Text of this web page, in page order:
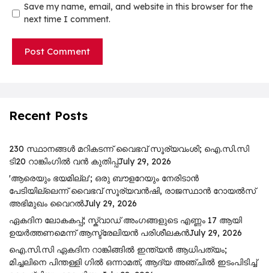
Save my name, email, and website in this browser for the
next time I comment.
Recent Posts
230 സ്ഥാനങ്ങൾ മറികടന്ന് വൈഭവ് സൂര്യവംശി; ഐ.സി.സി
ടി20 റാങ്കിംഗിൽ വൻ കുതിപ്പ്July 29, 2026
'ആരെയും ഭയമില്ല'; ഒരു ബൗളറേയും നേരിടാൻ
പേടിയില്ലെന്ന് വൈഭവ് സൂര്യവൻഷി, രാജസ്ഥാൻ റോയൽസ്
അഭിമുഖം വൈറൽJuly 29, 2026
ഏകദിന ലോകകപ്പ്; സ്ക്വാഡ് അംഗങ്ങളുടെ എണ്ണം 17 ആയി
ഉയർത്തണമെന്ന് ആസ്ട്രേലിയൻ പരിശീലകൻJuly 29, 2026
ഐ.സി.സി ഏകദിന റാങ്കിങ്ങിൽ ഇന്ത്യൻ ആധിപത്യം;
മിച്ചലിനെ പിന്തള്ളി ഗിൽ ഒന്നാമത്, ആദ്യ അഞ്ചിൽ ഇടംപിടിച്ച്